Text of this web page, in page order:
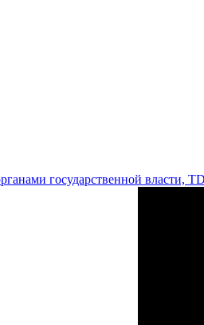
государственной власти,